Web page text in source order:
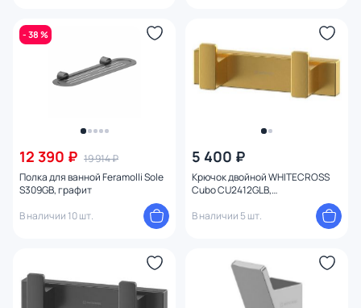
- 38 %
12 390 ₽ 19 914 ₽
Полка для ванной Feramolli Sole
S309GB, графит
В наличии 10 шт.
5 400 ₽
Крючок двойной WHITECROSS
Cubo CU2412GLB,
В наличии 5 шт.